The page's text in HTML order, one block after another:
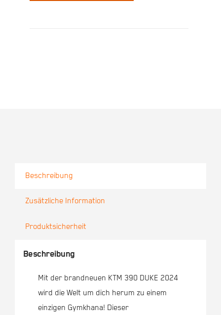
Beschreibung
Zusätzliche Information
Produktsicherheit
Beschreibung
Mit der brandneuen KTM 390 DUKE 2024
wird die Welt um dich herum zu einem
einzigen Gymkhana! Dieser